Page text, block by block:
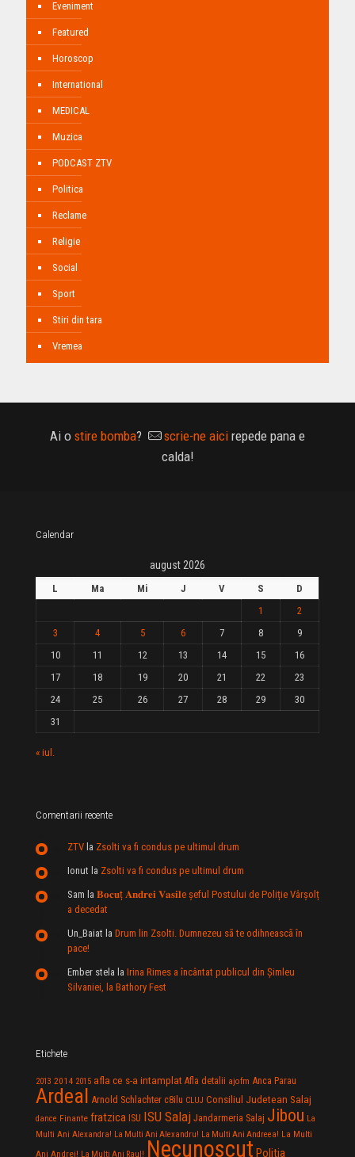
Eveniment
Featured
Horoscop
International
MEDICAL
Muzica
PODCAST ZTV
Politica
Reclame
Religie
Social
Sport
Stiri din tara
Vremea
Ai o stire bomba? scrie-ne aici repede pana e
calda!
Calendar
august 2026
L Ma Mi J V S
D
1
2
3
4 5 6 7 8
9
10
11 12 13 14 15
16
17
18 19 20 21 22
23
24
25 26 27 28 29
30
31
« iul.
Comentarii recente
ZTV la Zsolti va fi condus pe ultimul drum
Ionut la Zsolti va fi condus pe ultimul drum
Sam la 𝐁𝐨𝐜𝐮ț 𝐀𝐧𝐝𝐫𝐞𝐢 𝐕𝐚𝐬𝐢𝐥e şeful Postului de Poliție Vârșolț
a decedat
Un_Baiat la Drum lin Zsolti. Dumnezeu sã te odihneascã în
pace!
Ember stela la Irina Rimes a încântat publicul din Şimleu
Silvaniei, la Bathory Fest
Etichete
2013 2014 2015 afla ce s-a intamplat Afla detalii ajofm Anca Parau
Ardeal Arnold Schlachter c8ilu CLUJ Consiliul Judetean Salaj
dance Finante fratzica ISU ISU Salaj Jandarmeria Salaj Jibou La
Multi Ani Alexandra! La Multi Ani Alexandru! La Multi Ani Andreea! La Multi
Ani Andrei! La Multi Ani Raul! Necunoscut Politia